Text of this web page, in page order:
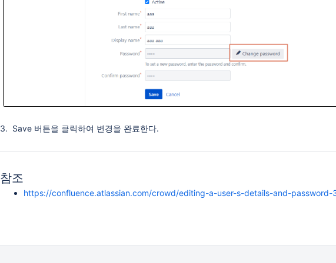
3. Save 버튼을 클릭하여 변경을 완료한다.
참조
https://confluence.atlassian.com/crowd/editing-a-user-s-details-and-